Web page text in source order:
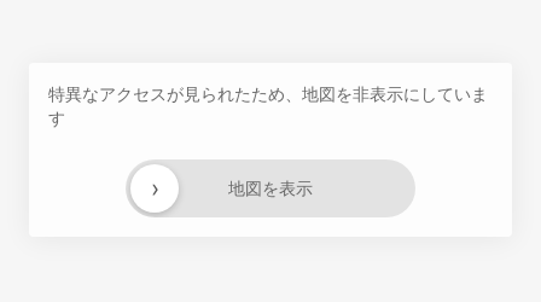
特異なアクセスが見られたため、地図を非表示にしていま
す
地図を表示
›